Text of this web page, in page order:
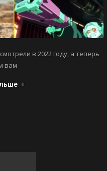
в 2022 году, а теперь
вам